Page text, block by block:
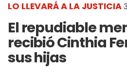
LO LLEVARÁ A LA JUSTICIA
El repudiable
recibió Cinthia
sus hijas